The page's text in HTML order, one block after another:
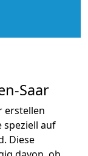
Saar
erstellen
speziell auf
Diese